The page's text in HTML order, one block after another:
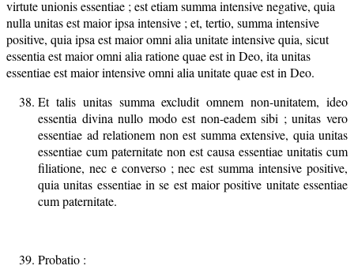
virtute unionis essentiae ; est etiam summa intensive negative, quia
nulla unitas est maior ipsa intensive ; et, tertio, summa intensive
positive, quia ipsa est maior omni alia unitate intensive quia, sicut
essentia est maior omni alia ratione quae est in Deo, ita unitas
essentiae est maior intensive omni alia unitate quae est in Deo.
Et talis unitas summa excludit omnem non-unitatem, ideo
essentia divina nullo modo est non-eadem sibi ; unitas vero
essentiae ad relationem non est summa extensive, quia unitas
essentiae cum paternitate non est causa essentiae unitatis cum
filiatione, nec e converso ; nec est summa intensive positive,
quia unitas essentiae in se est maior positive unitate essentiae
cum paternitate.
Probatio :